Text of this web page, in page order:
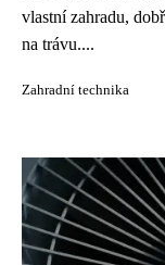
vlastní zahradu,
na trávu....
Zahradní technika